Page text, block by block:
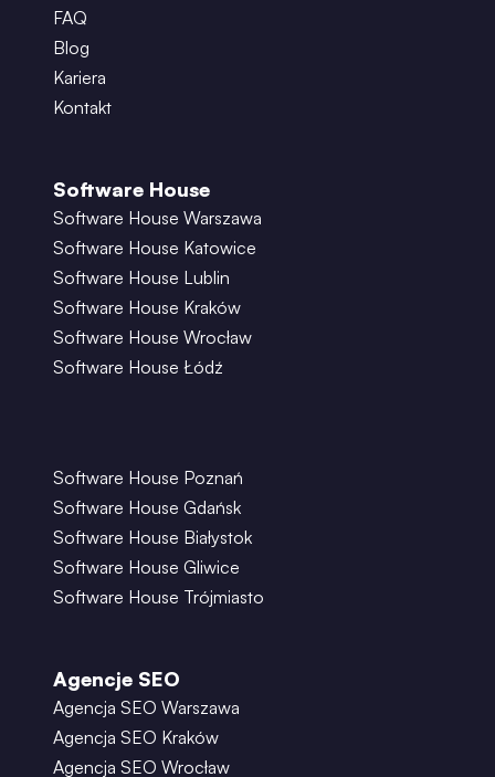
FAQ
Blog
Kariera
Kontakt
Software House
Software House Warszawa
Software House Katowice
Software House Lublin
Software House Kraków
Software House Wrocław
Software House Łódź
Software House Poznań
Software House Gdańsk
Software House Białystok
Software House Gliwice
Software House Trójmiasto
Agencje SEO
Agencja SEO Warszawa
Agencja SEO Kraków
Agencja SEO Wrocław